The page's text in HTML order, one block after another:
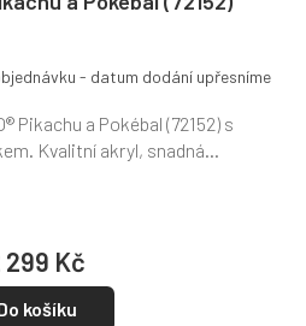
- datum dodání upřesníme
299 Kč
košíku
Pikachu a Pokébal (72152) s
Kvalitní akryl, snadná...